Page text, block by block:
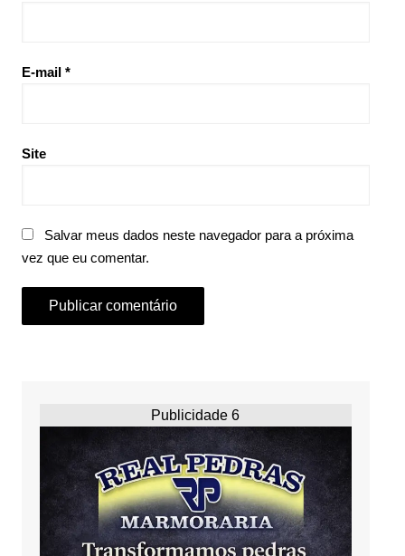
E-mail *
Site
Salvar meus dados neste navegador para a próxima
vez que eu comentar.
Publicidade 6